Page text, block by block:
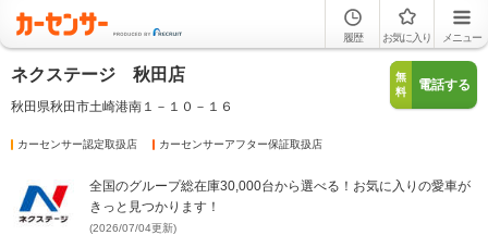
履歴 お気に入り メニュー
ネクステージ 秋田店
秋田県秋田市土崎港南１－１０－１６
無
料
電話する
カーセンサー認定取扱店 カーセンサーアフター保証取扱店
全国のグループ総在庫30,000台から選べる！お気に入りの愛車が
きっと見つかります！
(2026/07/04更新)